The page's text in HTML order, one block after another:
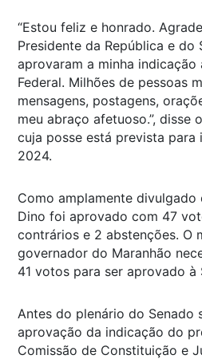
“Estou feliz e honrado.
Presidente da República e do
aprovaram a minha indicação
Federal. Milhões de pessoas
mensagens, postagens,
meu abraço afetuoso.”, disse
cuja posse está prevista
2024.
Como amplamente divulgado
Dino foi aprovado com 47
contrários e 2 abstenções. O
governador do Maranhão
41 votos para ser aprovado à
Antes do plenário do Senado
aprovação da indicação do
Comissão de Constituição e